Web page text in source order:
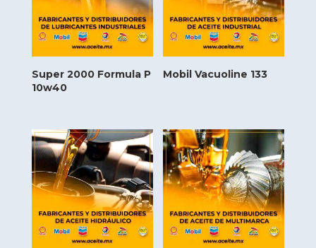
Super 2000 Formula P
10w40
Mobil Vacuoline 133